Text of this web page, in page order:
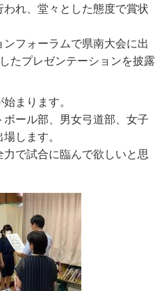
れ、堂々とした態度で賞状
フォーラムで県南大会に出
たプレゼンテーションを披露
まります。
ール部、男女弓道部、女子
します。
で試合に臨んで欲しいと思